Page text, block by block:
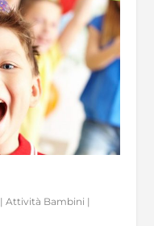
|Attività Bambini |